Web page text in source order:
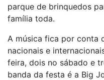
parque de brinquedos
família toda.
A música fica por conta
nacionais e
feira, dois no sábado e
banda da festa é a Big